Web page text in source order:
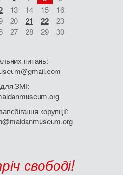
13 14 15
16
20 21 22
23
27 28 29
30
питань:
для ЗМІ:
корупції:
свободі!